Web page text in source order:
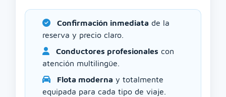
Confirmación inmediata de la
reserva y precio claro.
Conductores profesionales con
atención multilingüe.
Flota moderna y totalmente
equipada para cada tipo de viaje.